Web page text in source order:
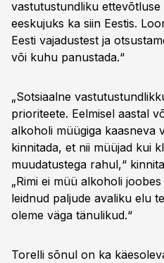
vastutustundliku
eeskujuks ka siin Eestis.
Eesti vajadustest ja
või kuhu panustada.“
„Sotsiaalne
prioriteete. Eelmisel aastal
alkoholi müügiga kaasneva
kinnitada, et nii müüjad kui
muudatustega rahul,“
„Rimi ei müü alkoholi
leidnud paljude avaliku elu
oleme väga tänulikud.“
Torelli sõnul on ka